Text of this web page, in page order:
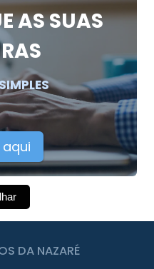
AS SUAS
DA NAZARÉ